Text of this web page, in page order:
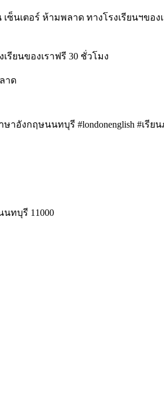
นเตอร์ ห้ามพลาด ทางโรงเรียนฯข
รียนของเราฟรี 30 ชั่วโมง
าด
อังกฤษนนทบุรี #londonenglish #เ
ทบุรี 11000